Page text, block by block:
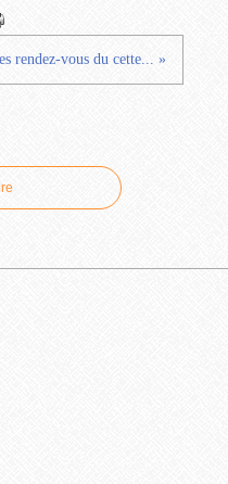
rendez-vous du cette... »